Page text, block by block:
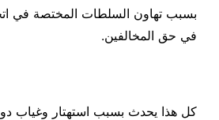
بسبب تهاون السلطات المختصة في
في حق المخالفين.
كل هذا يحدث بسبب استهتار وغياب